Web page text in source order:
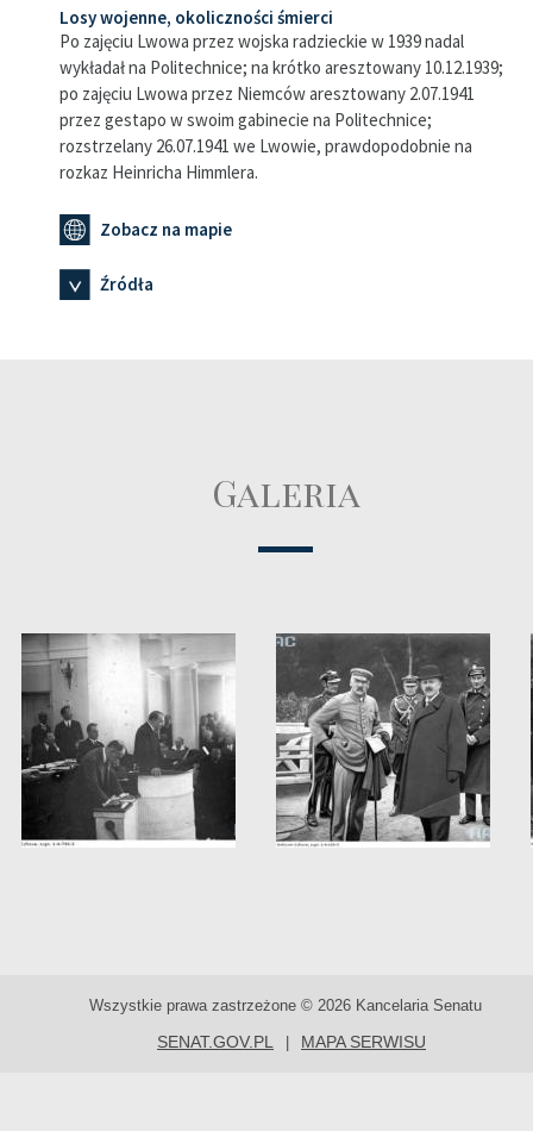
Losy wojenne, okoliczności śmierci
Po zajęciu Lwowa przez wojska radzieckie w 1939 nadal
wykładał na Politechnice; na krótko aresztowany 10.12.1939;
po zajęciu Lwowa przez Niemców aresztowany 2.07.1941
przez gestapo w swoim gabinecie na Politechnice;
rozstrzelany 26.07.1941 we Lwowie, prawdopodobnie na
rozkaz Heinricha Himmlera.
Zobacz na mapie
Źródła
Galeria
Wszystkie prawa zastrzeżone © 2026 Kancelaria Senatu
SENAT.GOV.PL MAPA SERWISU